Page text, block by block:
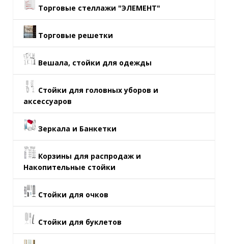
Торговые стеллажи "ЭЛЕМЕНТ"
Торговые решетки
Вешала, стойки для одежды
Стойки для головных уборов и
аксессуаров
Зеркала и Банкетки
Корзины для распродаж и
Накопительные стойки
Стойки для очков
Стойки для буклетов